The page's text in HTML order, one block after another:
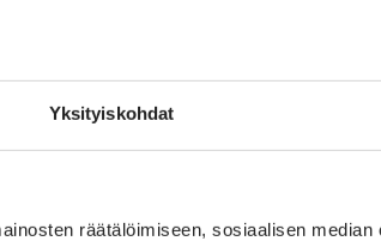
Yksityiskohdat
räätälöimiseen, sosiaalisen